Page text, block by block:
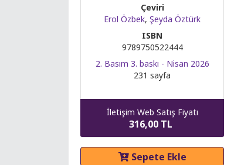
Çeviri
Erol Özbek, Şeyda Öztürk
ISBN
9789750522444
2. Basım 3. baskı - Nisan 2026
231 sayfa
İletişim Web Satış Fiyatı
316,00 TL
Sepete Ekle